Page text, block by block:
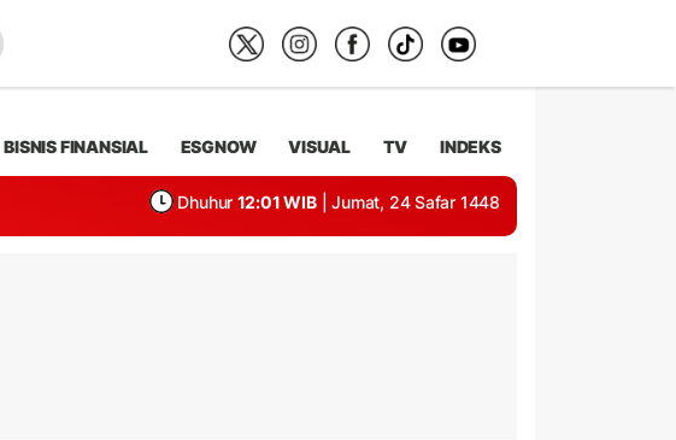
BISNIS FINANSIAL ESGNOW VISUAL TV INDEKS
Dhuhur 12:01 WIB | Jumat, 24 Safar 1448